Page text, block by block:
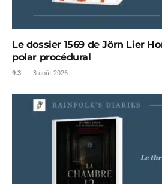
Le dossier 1569 de Jörn Lier
polar procédural
9.3 3 août 2026